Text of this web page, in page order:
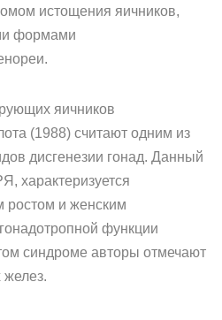
истощения яичников,
формами
яичников
(1988) считают одним из
дисгенезии гонад. Данный
характеризуется
и женским
функции
синдроме авторы отмечают
желез.